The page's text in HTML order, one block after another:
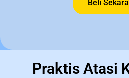
Beli
Praktis Atasi